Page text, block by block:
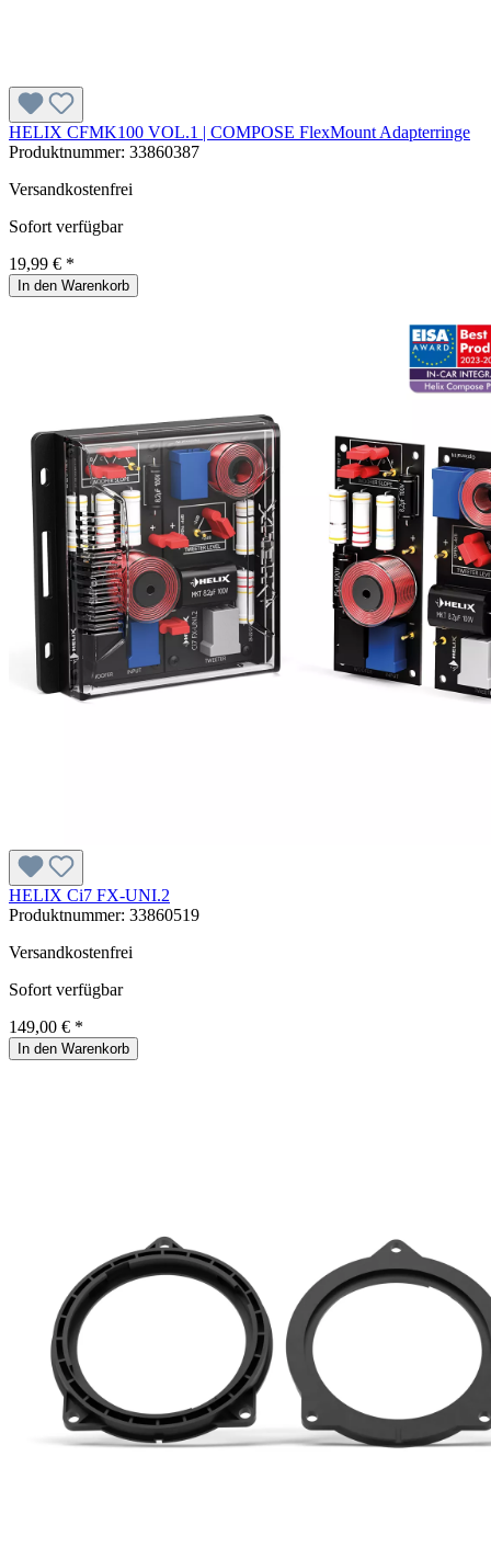
HELIX CFMK100 VOL.1 | COMPOSE FlexMount Adapterringe
Produktnummer: 33860387
Versandkostenfrei
Sofort verfügbar
19,99 € *
In den Warenkorb
HELIX Ci7 FX-UNI.2
Produktnummer: 33860519
Versandkostenfrei
Sofort verfügbar
149,00 € *
In den Warenkorb